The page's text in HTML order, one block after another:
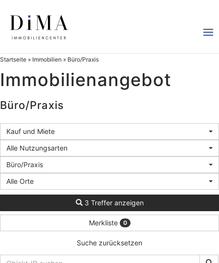
Startseite » Immobilien » Büro/Praxis
Immobilien­angebot
Büro/Praxis
Kauf und Miete
Alle Nutzungsarten
Büro/Praxis
Alle Orte
3 Treffer anzeigen
Merkliste 0
Suche zurücksetzen